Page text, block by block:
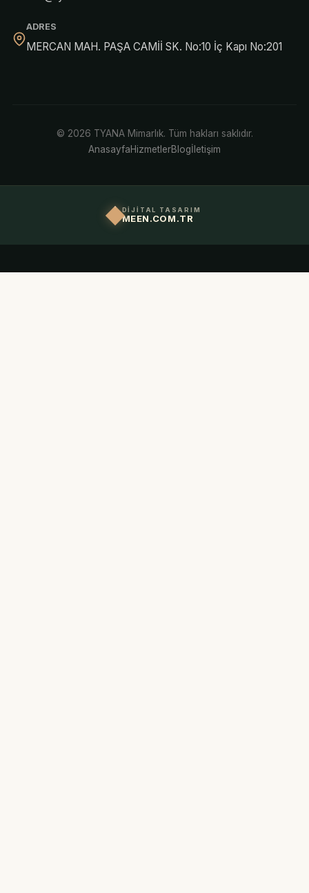
ADRES
MERCAN MAH. PAŞA CAMİİ SK. No:10 İç Kapı No:201
© 2026 TYANA Mimarlık. Tüm hakları saklıdır.
AnasayfaHizmetlerBlogİletişim
DİJİTAL TASARIM
MEEN.COM.TR